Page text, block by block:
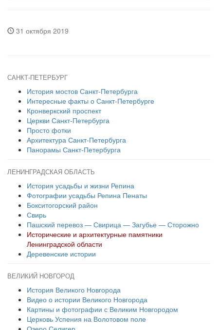
31 октября 2019
САНКТ-ПЕТЕРБУРГ
История мостов Санкт-Петербурга
Интересные факты о Санкт-Петербурге
Кронверкский проспект
Церкви Санкт-Петербурга
Просто фотки
Архитектура Санкт-Петербурга
Панорамы Санкт-Петербурга
ЛЕНИНГРАДСКАЯ ОБЛАСТЬ
История усадьбы и жизни Репина
Фотографии усадьбы Репина Пенаты
Бокситогорский район
Свирь
Пашский перевоз — Свирица — Загубье — Сторожно
Исторические и архитектурные памятники
Ленинградской области
Деревенские истории
ВЕЛИКИЙ НОВГОРОД
История Великого Новгорода
Видео о истории Великого Новгорода
Картины и фотографии с Великим Новгородом
Церковь Успения на Волотовом поле